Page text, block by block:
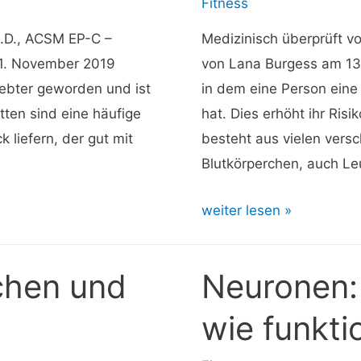
ACSM EP-C –
November 2019
geworden und ist
sind eine häufige
liefern, der gut mit
Medizinisch überprüft
von Lana Burgess am
in dem eine Person
hat. Dies erhöht ihr
besteht aus vielen
Blutkörperchen, auch
Leukopenie:
und
weiter lesen »
und
wie